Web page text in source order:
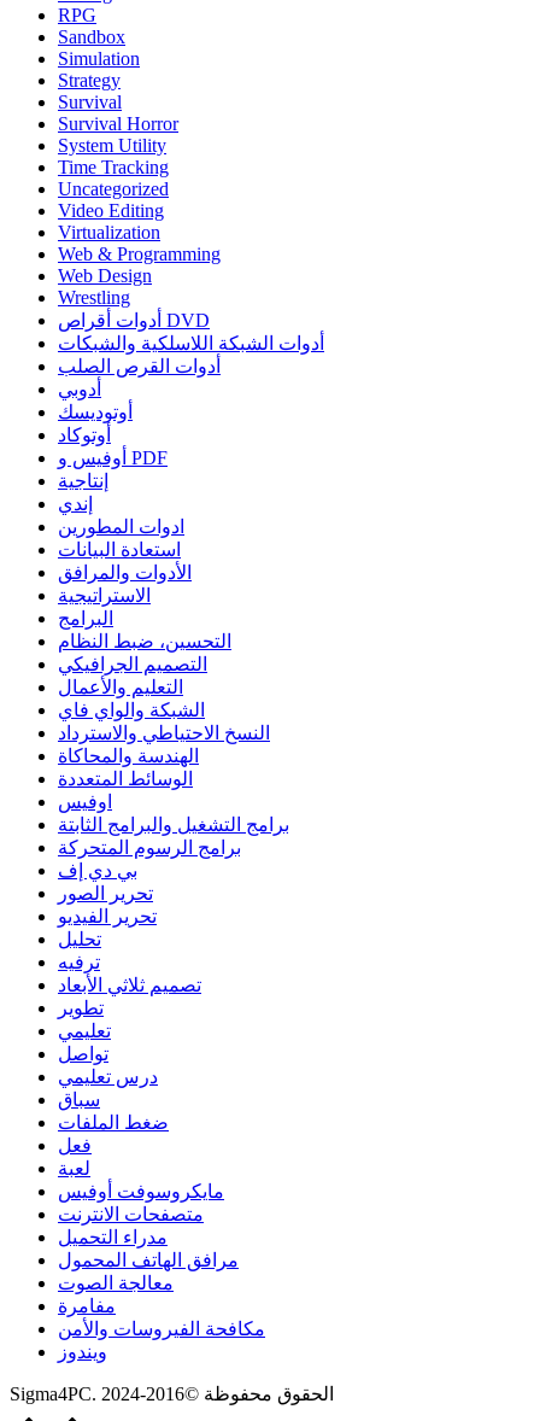
RPG
Sandbox
Simulation
Strategy
Survival
Survival Horror
System Utility
Time Tracking
Uncategorized
Video Editing
Virtualization
Web & Programming
Web Design
Wrestling
أدوات أقراص DVD
أدوات الشبكة اللاسلكية والشبكات
أدوات القرص الصلب
أدوبي
أوتوديسك
أوتوكاد
أوفيس و PDF
إنتاجية
إندي
ادوات المطورين
استعادة البيانات
الأدوات والمرافق
الاستراتيجية
البرامج
التحسين، ضبط النظام
التصميم الجرافيكي
التعليم والأعمال
الشبكة والواي فاي
النسخ الاحتياطي والاسترداد
الهندسة والمحاكاة
الوسائط المتعددة
اوفيس
برامج التشغيل والبرامج الثابتة
برامج الرسوم المتحركة
بي دي إف
تحرير الصور
تحرير الفيديو
تحليل
ترفيه
تصميم ثلاثي الأبعاد
تطوير
تعليمي
تواصل
درس تعليمي
سباق
ضغط الملفات
فعل
لعبة
مايكروسوفت أوفيس
متصفحات الانترنت
مدراء التحميل
مرافق الهاتف المحمول
معالجة الصوت
مفامرة
مكافحة الفيروسات والأمن
ويندوز
Sigma4PC. الحقوق محفوظة ©2016-2024